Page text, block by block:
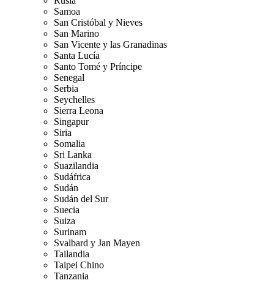
Samoa
San Cristóbal y Nieves
San Marino
San Vicente y las Granadinas
Santa Lucía
Santo Tomé y Príncipe
Senegal
Serbia
Seychelles
Sierra Leona
Singapur
Siria
Somalia
Sri Lanka
Suazilandia
Sudáfrica
Sudán
Sudán del Sur
Suecia
Suiza
Surinam
Svalbard y Jan Mayen
Tailandia
Taipei Chino
Tanzania